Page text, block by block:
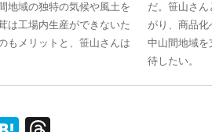
地域の独特の気候や風土を
は工場内生産ができないた
もメリットと、笹山さんは
だ。笹山さ
がり、商品化
中山間地域を
待したい。